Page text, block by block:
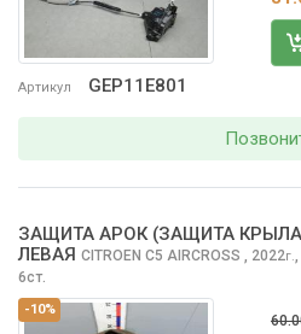
Артикул GEP11E801
-10%
ЗАЩИТА АРОК (ЗАЩИТА
ЛЕВАЯ CITROEN C5 AIRCROSS , 2022г.,
6ст.